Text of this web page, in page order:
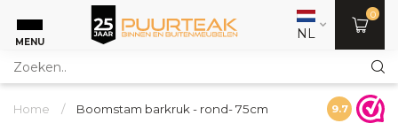
MENU NL
0
Home / Boomstam barkruk - rond- 75cm 9.7